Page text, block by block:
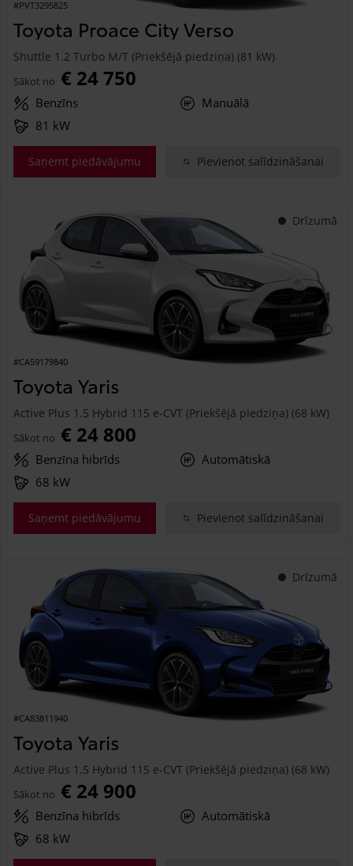
#PVT3295825
Toyota Proace City Verso
Shuttle 1.2 Turbo M/T (Priekšējā piedziņa) (81 kW)
Sākot no € 24 750
Benzīns
Manuālā
81 kW
Saņemt piedāvājumu Pievienot salīdzināšanai
Drīzumā
#CA59179840
Toyota Yaris
Active Plus 1.5 Hybrid 115 e-CVT (Priekšējā piedziņa) (68 kW)
Sākot no € 24 800
Benzīna hibrīds
Automātiskā
68 kW
Saņemt piedāvājumu Pievienot salīdzināšanai
Drīzumā
#CA83811940
Toyota Yaris
Active Plus 1.5 Hybrid 115 e-CVT (Priekšējā piedziņa) (68 kW)
Sākot no € 24 900
Benzīna hibrīds
Automātiskā
68 kW